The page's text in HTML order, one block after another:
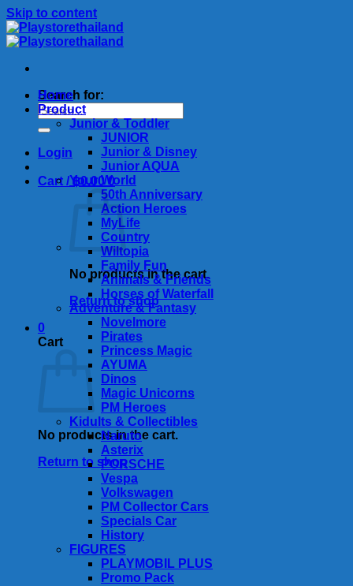
Skip to content
Search for:
Login
Cart /฿0.00 0
No products in the cart.
Return to shop
0
Cart
No products in the cart.
Return to shop
Home
Product
Junior & Toddler
JUNIOR
Junior & Disney
Junior AQUA
Your World
50th Anniversary
Action Heroes
MyLife
Country
Wiltopia
Family Fun
Animals & Friends
Horses of Waterfall
Adventure & Fantasy
Novelmore
Pirates
Princess Magic
AYUMA
Dinos
Magic Unicorns
PM Heroes
Kidults & Collectibles
Naruto
Asterix
PORSCHE
Vespa
Volkswagen
PM Collector Cars
Specials Car
History
FIGURES
PLAYMOBIL PLUS
Promo Pack